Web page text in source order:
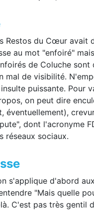
Restos du Cœur avait
au mot "enfoiré"
de Coluche sont
mal de visibilité.
puissante. Pour
on peut dire
éventuellement),
dont l'acronyme
réseaux sociaux.
s'applique d'abord
"Mais quelle
C'est pas très gentil